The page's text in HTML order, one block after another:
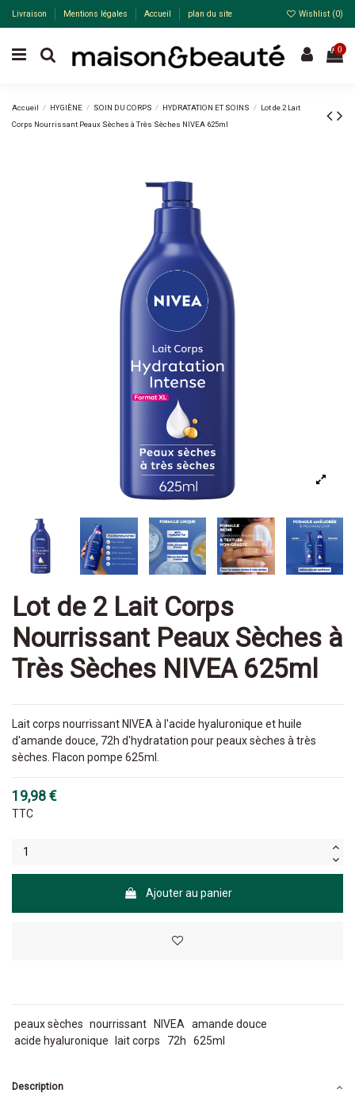
Livraison Mentions légales Accueil plan du site Wishlist (0)
0
Accueil HYGIÈNE SOIN DU CORPS HYDRATATION ET SOINS
Lot de 2 Lait
Corps Nourrissant Peaux Sèches à Très Sèches NIVEA 625ml
Lot de 2 Lait Corps
Nourrissant Peaux Sèches à
Très Sèches NIVEA 625ml
Lait corps nourrissant NIVEA à l'acide hyaluronique et huile
d'amande douce, 72h d'hydratation pour peaux sèches à très
sèches. Flacon pompe 625ml.
19,98 €
TTC
Ajouter au panier
peaux sèches nourrissant NIVEA amande douce
acide hyaluronique
lait corps 72h 625ml
Description